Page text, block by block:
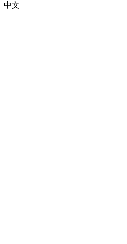
中文